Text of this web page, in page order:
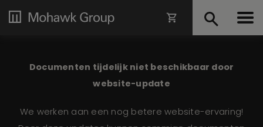
Documenten tijdelijk niet beschikbaar door
website-update
We werken aan een nog betere website-ervaring!